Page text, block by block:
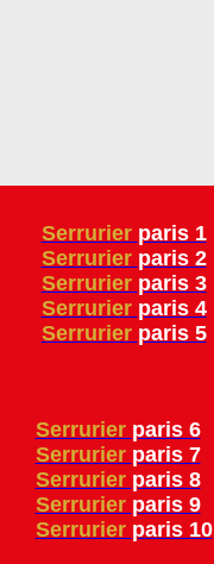
Serrurier paris 1
Serrurier paris 2
Serrurier paris 3
Serrurier paris 4
Serrurier paris 5
Serrurier paris 6
Serrurier paris 7
Serrurier paris 8
Serrurier paris 9
Serrurier paris 10